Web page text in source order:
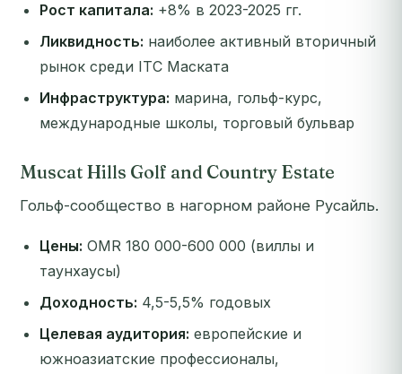
Рост капитала: +8% в 2023-2025 гг.
Ликвидность: наиболее активный вторичный
рынок среди ITC Маската
Инфраструктура: марина, гольф-курс,
международные школы, торговый бульвар
Muscat Hills Golf and Country Estate
Гольф-сообщество в нагорном районе Русайль.
Цены: OMR 180 000-600 000 (виллы и
таунхаусы)
Доходность: 4,5-5,5% годовых
Целевая аудитория: европейские и
южноазиатские профессионалы,